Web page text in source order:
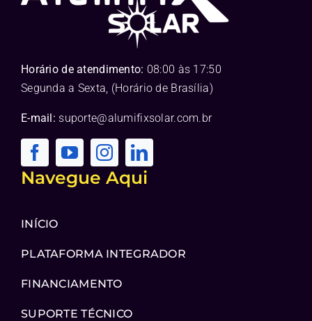
Horário de atendimento: 08:00 às 17:50
Segunda a Sexta, (Horário de Brasília)
E-mail: suporte@alumifixsolar.com.br
Navegue Aqui
INÍCIO
PLATAFORMA INTEGRADOR
FINANCIAMENTO
SUPORTE TÉCNICO